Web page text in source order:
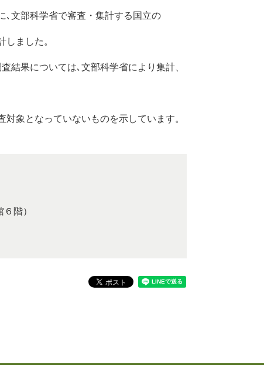
文部科学省で審査・集計する国立の
ました。
果については､文部科学省により集計、
象となっていないものを示しています。
階）